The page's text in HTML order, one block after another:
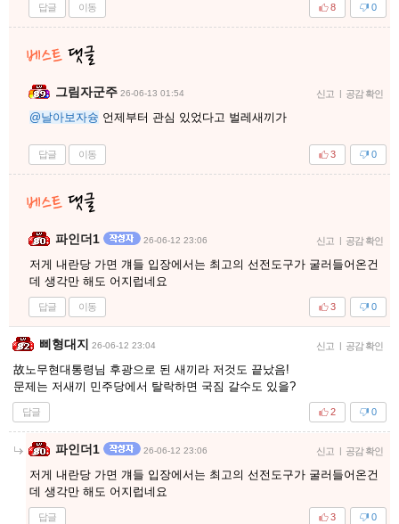
답글 이동 0
8
그림자군주 26-06-13 01:54 신고 | 공감 확인
@날아보자슝 언제부터 관심 있었다고 벌레새끼가
답글 이동 0
3
파인더1 26-06-12 23:06 신고 | 공감 확인
저게 내란당 가면 걔들 입장에서는 최고의 선전도구가 굴러들어온건
데 생각만 해도 어지럽네요
답글 이동 0
3
삐형대지 26-06-12 23:04 신고 | 공감 확인
故노무현대통령님 후광으로 된 새끼라 저것도 끝났음!
문제는 저새끼 민주당에서 탈락하면 국짐 갈수도 있을?
답글 0
2
파인더1 26-06-12 23:06 신고 | 공감 확인
저게 내란당 가면 걔들 입장에서는 최고의 선전도구가 굴러들어온건
데 생각만 해도 어지럽네요
답글 0
3